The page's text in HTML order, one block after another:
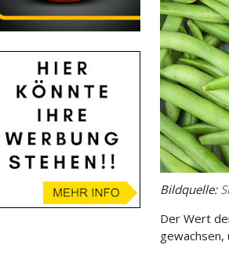
Bildquelle:
Der Wert
gewachsen,